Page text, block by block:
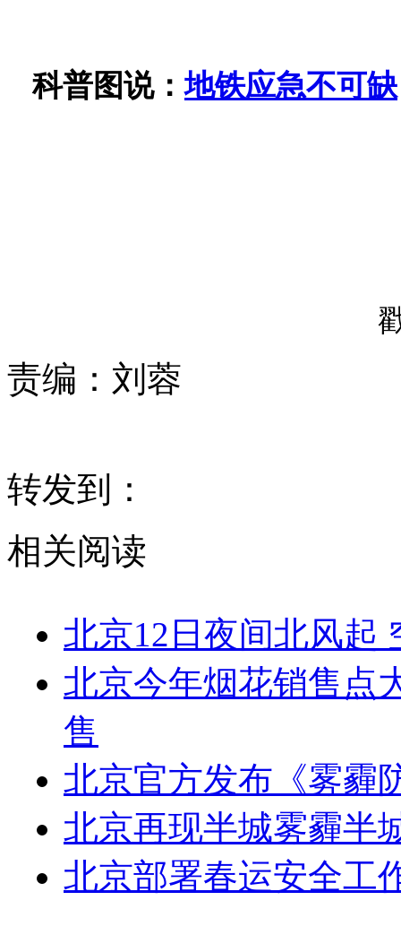
科普图说：地铁应急不可缺
责编： 刘蓉
转发到：
相关阅读
北京12日夜间北风起
北京今年烟花销售点
售
北京官方发布《雾霾
北京再现半城雾霾半
北京部署春运安全工